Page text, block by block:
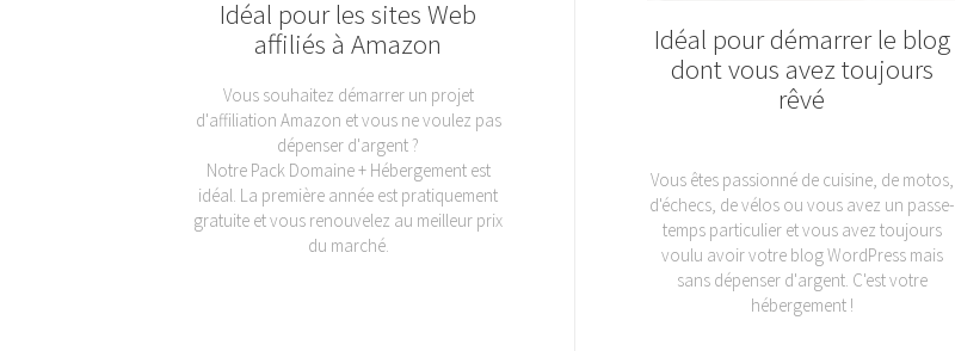
Idéal pour les sites Web
affiliés à Amazon
Vous souhaitez démarrer un projet
d'affiliation Amazon et vous ne voulez pas
dépenser d'argent ?
Notre Pack Domaine + Hébergement est
idéal. La première année est pratiquement
gratuite et vous renouvelez au meilleur prix
du marché.
Idéal pour démarrer le blog
dont vous avez toujours
rêvé
Vous êtes passionné de cuisine, de motos,
d'échecs, de vélos ou vous avez un passe-
temps particulier et vous avez toujours
voulu avoir votre blog WordPress mais
sans dépenser d'argent. C'est votre
hébergement !